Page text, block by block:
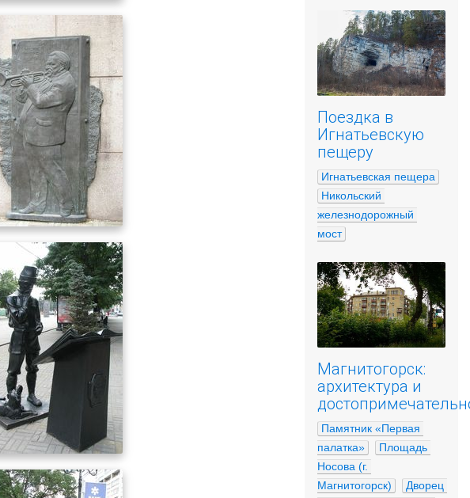
Поездка в
Игнатьевскую
пещеру
Игнатьевская пещера
Никольский
железнодорожный
мост
Магнитогорск:
архитектура и
Памятник «Первая
палатка»
Площадь
Носова (г.
Магнитогорск)
Дворец